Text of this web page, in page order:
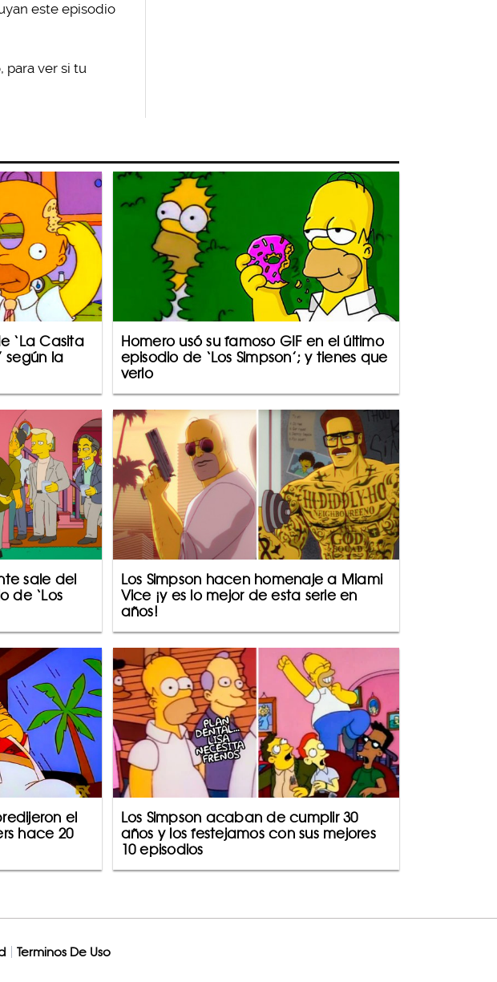
este episodio
para ver si tu
‘La Casita
según la
Homero usó su famoso GIF en el último
episodio de ‘Los Simpson’; y tienes que
verlo
sale del
de ‘Los
Los Simpson hacen homenaje a Miami
Vice ¡y es lo mejor de esta serie en
años!
el
hace 20
Los Simpson acaban de cumplir 30
años y los festejamos con sus mejores
10 episodios
Terminos De Uso